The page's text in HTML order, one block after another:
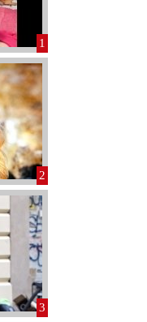
1
2
3